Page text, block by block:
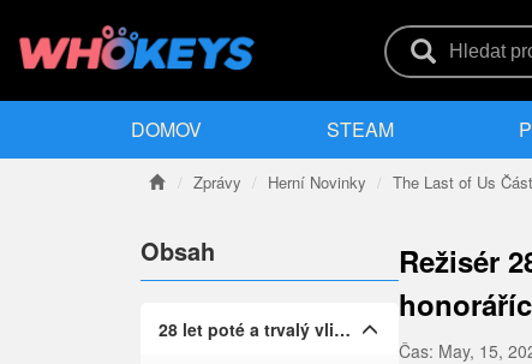
DOMOV STEAM
Zprávy Herní Novinky The Last of Us
Obsah
28 let poté a trvalý vliv zombie žánru
Režisér
Čas: May, 15,